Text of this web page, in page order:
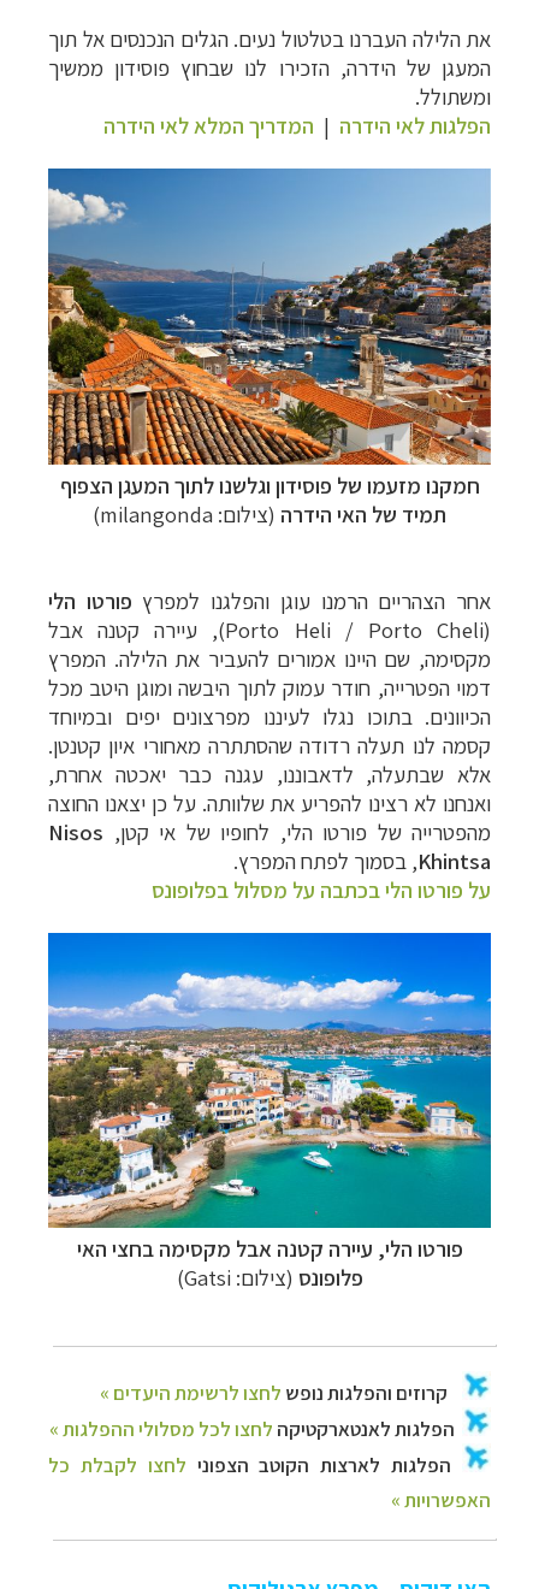
את הלילה העברנו בטלטול נעים. הגלים הנכנסים אל תוך
המעגן של הידרה, הזכירו לנו שבחוץ פוסידון ממשיך
ומשתולל.
הפלגות לאי הידרה | המדריך המלא לאי הידרה
חמקנו מזעמו של פוסידון וגלשנו לתוך המעגן הצפוף
תמיד של האי הידרה (צילום: milangonda
)
אחר הצהריים הרמנו עוגן והפלגנו למפרץ פורטו הלי
(
Porto Heli / Porto Cheli), עיירה קטנה אבל
מקסימה, שם היינו אמורים להעביר את הלילה. המפרץ
דמוי הפטרייה, חודר עמוק לתוך היבשה ומוגן היטב מכל
הכיוונים. בתוכו נגלו לעיננו מפרצונים יפים ובמיוחד
קסמה לנו תעלה רדודה שהסתתרה מאחורי איון קטנטן.
אלא שבתעלה, לדאבוננו, עגנה כבר יאכטה אחרת,
ואנחנו לא רצינו להפריע את שלוותה. על כן יצאנו החוצה
מהפטרייה של פורטו הלי, לחופיו של אי קטן, Nisos
Khintsa, בסמוך לפתח המפרץ.
על פורטו הלי בכתבה על מסלול בפלופונס
פורטו הלי, עיירה קטנה אבל מקסימה בחצי האי
פלופונס (צילום: Gatsi
)
הפלגות לארצות הקוטב הצפונילחצו לקבלת כל
האפשרויות »